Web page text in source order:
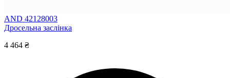
AND 42128003
Дросельна заслінка
4 464 ₴